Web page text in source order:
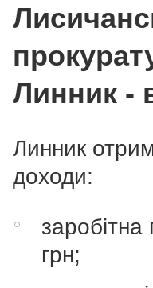
Линник -
Линник
доходи:
грн;